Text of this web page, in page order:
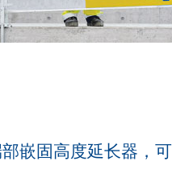
嵌固高度延长器，